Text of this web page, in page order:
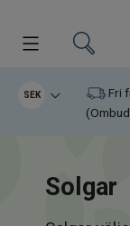
Kampanjer
Varumärken
SEK
Fri
Solgar